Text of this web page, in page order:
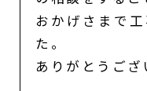
おかげさまで
た。
ありがとうござ